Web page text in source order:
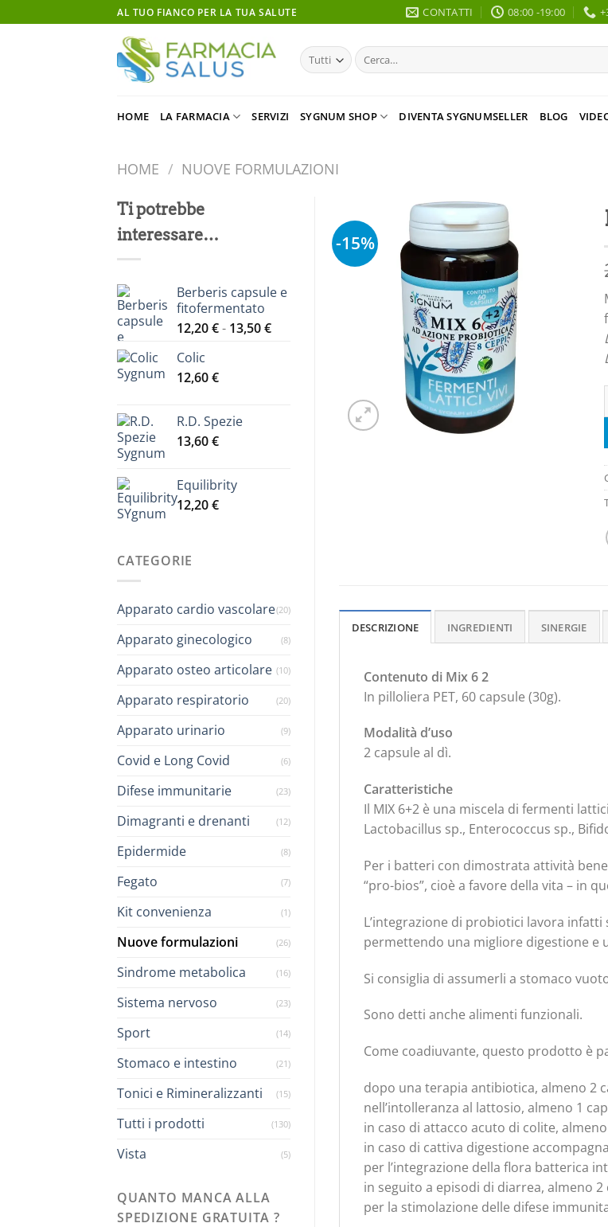
ai
AL TUO FIANCO PER LA TUA SALUTE CONTATTI 08:00 -19:00
Cerca:
HOME LA FARMACIA SERVIZI SYGNUM SHOP DIVENTA SYGNUMSELLER BLOG
HOME / NUOVE FORMULAZIONI
Ti potrebbe
interessare…
Berberis capsule e
fitofermentato
12,20€- 13,50€Fascia
Colic
12,60€
R.D. Spezie
13,60€
Equilibrity
12,20€
CATEGORIE
Apparato cardio vascolare(20)
Apparato ginecologico (8)
Apparato osteo articolare (10)
Apparato respiratorio (20)
Apparato urinario (9)
Covid e Long Covid (6)
Difese immunitarie (23)
Dimagranti e drenanti (12)
Epidermide (8)
Fegato (7)
Kit convenienza (1)
Nuove formulazioni (26)
Sindrome metabolica (16)
Sistema nervoso (23)
Sport (14)
Stomaco e intestino (21)
Tonici e Rimineralizzanti (15)
Tutti i prodotti (130)
Vista (5)
QUANTO MANCA ALLA
SPEDIZIONE GRATUITA ?
-15%
DESCRIZIONE INGREDIENTI SINERGIE
Contenuto di Mix 6 2
In pilloliera PET, 60 capsule (30g).
Modalità d’uso
2 capsule al dì.
Caratteristiche
Il MIX 6+2 è una miscela di fermenti
Lactobacillus sp., Enterococcus sp.,
Per i batteri con dimostrata attività
“pro-bios”, cioè a favore della vita – in
L’integrazione di probiotici lavora
permettendo una migliore digestione
Si consiglia di assumerli a stomaco
Sono detti anche alimenti funzionali.
Come coadiuvante, questo prodotto è
dopo una terapia antibiotica, almeno 2
nell’intolleranza al lattosio, almeno 1
in caso di attacco acuto di colite,
in caso di cattiva digestione
per l’integrazione della flora batterica
in seguito a episodi di diarrea, almeno 2
per la stimolazione delle difese